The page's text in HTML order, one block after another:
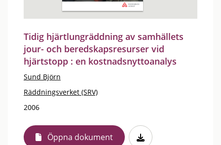
Tidig hjärtlungräddning av samhällets
jour- och beredskapsresurser vid
hjärtstopp : en kostnadsnyttoanalys
Sund Björn
Räddningsverket (SRV)
2006
Öppna dokument